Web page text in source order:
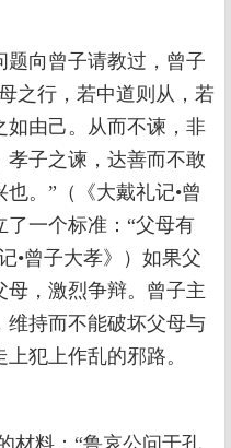
题向曾子请教过，曾子
之行，若中道则从，若
如由己。从而不谏，非
子之谏，达善而不敢
。”（《大戴礼记•曾
一个标准：“父母有
•曾子大孝》）如果父
，激烈争辩。曾子主
维持而不能破坏父母与
犯上作乱的邪路。
材料：“鲁哀公问于孔